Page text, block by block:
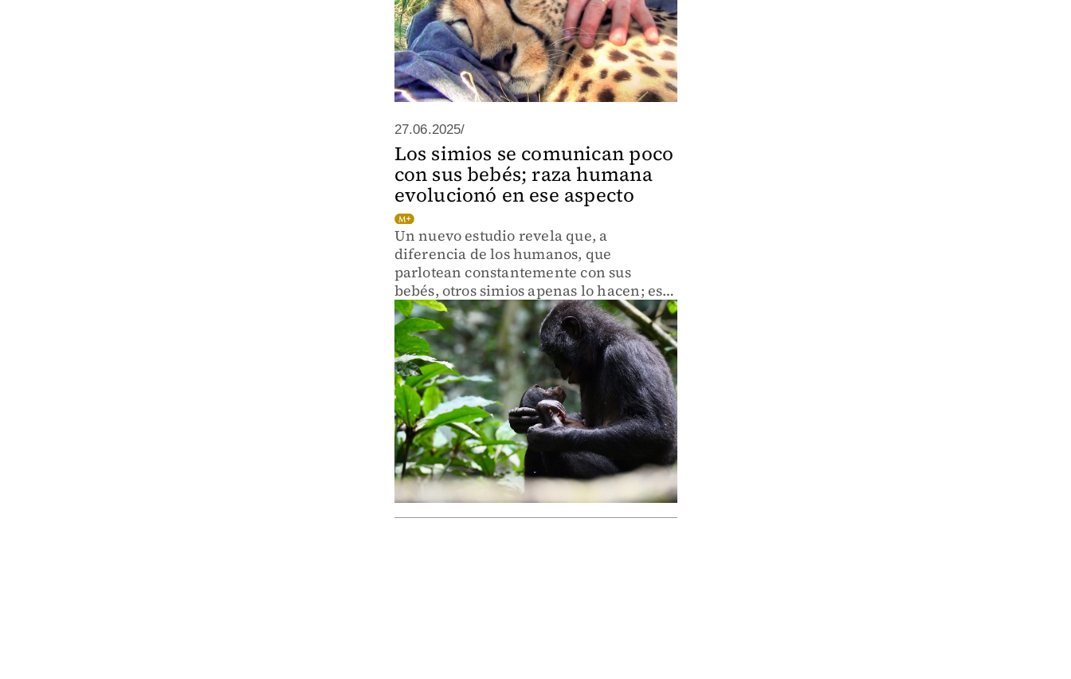
27.06.2025/
Los simios se comunican poco
con sus bebés; raza humana
evolucionó en ese aspecto
Un nuevo estudio revela que, a
diferencia de los humanos, que
parlotean constantemente con sus
bebés, otros simios apenas lo hacen; esta
investigación pretende rastrear el
origen del lenguaje humano.